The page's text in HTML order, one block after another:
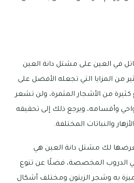
في العين على مشتل دانة العين
من المزايا التي تجعله الأفضل على
كثيرة من الأشجار المثمرة، ولن تشعر
وأقسامه، ويرجع ذلك إلى تحقيقه
والنباتات المختلفة.
لك مشتل دانة العين هي
الدروب المخصصة، فضلًا عن تنوع
به وشجر الزيتون ومختلف أشكال